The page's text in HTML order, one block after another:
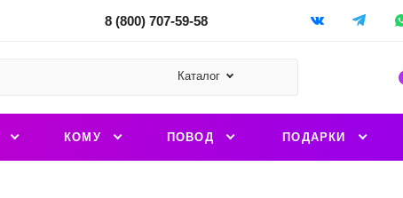
8 (800) 707-59-58
Каталог
КОМУ ПОВОД ПОДАРКИ